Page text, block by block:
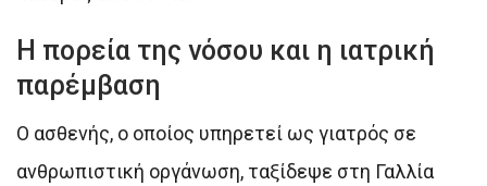
Η πορεία της νόσου και η ιατρική
παρέμβαση
Ο ασθενής, ο οποίος υπηρετεί ως γιατρός σε
ανθρωπιστική οργάνωση, ταξίδεψε στη Γαλλία